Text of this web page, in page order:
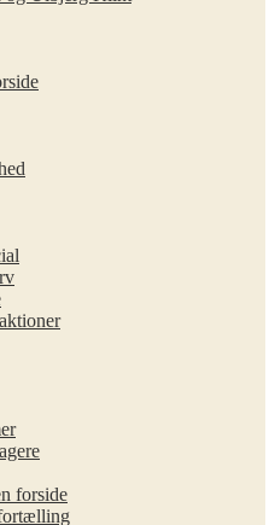
forside